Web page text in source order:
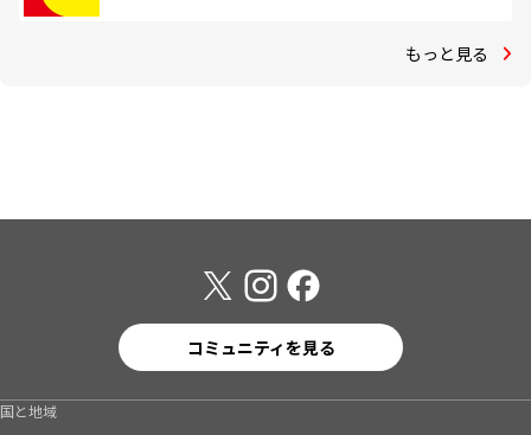
もっと見る
コミュニティを見る
国と地域